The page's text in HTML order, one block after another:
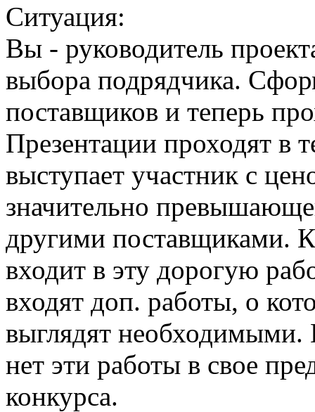
Ситуация:
Вы - руководитель
выбора подрядчика.
поставщиков и теперь
Презентации проходят в
выступает участник с
значительно
другими поставщиками.
входит в эту дорогую
входят доп. работы, о
выглядят необходимыми.
нет эти работы в свое
конкурса.